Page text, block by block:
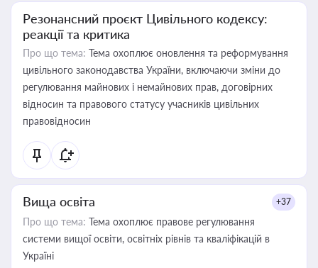
Резонансний проєкт Цивільного кодексу:
реакції та критика
Про що тема: Тема охоплює оновлення та реформування
цивільного законодавства України, включаючи зміни до
регулювання майнових і немайнових прав, договірних
відносин та правового статусу учасників цивільних
правовідносин
Вища освіта +37
Про що тема: Тема охоплює правове регулювання
системи вищої освіти, освітніх рівнів та кваліфікацій в
Україні